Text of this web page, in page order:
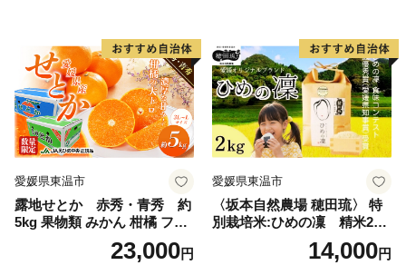
愛媛県東温市
露地せとか 赤秀・青秀 約
5kg 果物類 みかん 柑橘 フル
ーツ 食後 デザート ジューシ
ー 甘い コク 香り 国産 愛媛
23,000円
愛媛県東温市
〈坂本自然農場 穂田琉〉 特
別栽培米:ひめの凜 精米2kg
ご飯 お弁当 おにぎり 冷めて
も美味しい 愛媛県産 県知事
14,000円